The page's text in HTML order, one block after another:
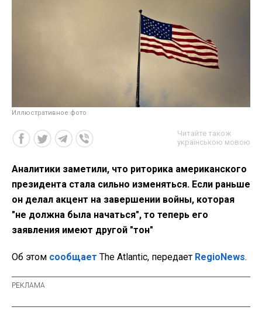
Иллюстративное фото
Читайте також
українською мовою
Аналитики заметили, что риторика американского
президента стала сильно изменяться. Если раньше
он делал акцент на завершении войны, которая
"не должна была начаться", то теперь его
заявления имеют другой "тон"
Об этом сообщает The Atlantic, передает RegioNews.